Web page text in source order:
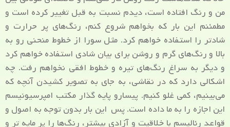
من و رنگ افتاده است، دیدم نسبت به قبل تغییر کرده است و
مطمئنم این بار که بخواهم شروع کنم، رنگ‌های پر حرارت و
شادتر را استفاده خواهم کرد. مثل سورا از خطوط منحنی رو به
بالا و رنگ‌های گرم و روشن برای بیان شادی استفاده خواهم کرد
و دیگر به سراغ رنگ‌های تیره و خطوط افقی نخواهم رفت. چه
اشکالی دارد که در نقاشی، به جای به تصویر کشیدن آنچه که
می‌بینیم، کمی غلو کنیم. پیسارو پایه گذار مکتب امپرسیونیسم
این اجازه را به ما داده است. پس این بار بدون توجه به اصول و
قواعد رئالیسم با خلاقیت و آزادی بیشتر، رنگ‌ها را پر مایه تر و